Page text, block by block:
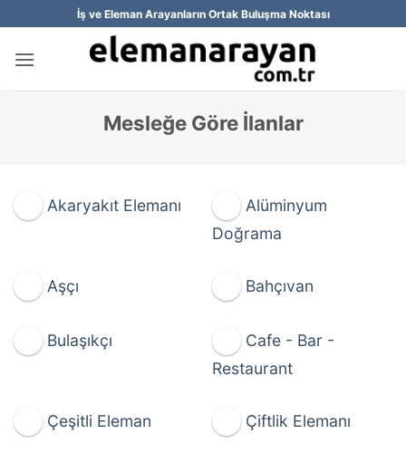
atla
İş ve Eleman Arayanların Ortak Buluşma Noktası
Mesleğe Göre İlanlar
Akaryakıt Elemanı
Alüminyum
Doğrama
Aşçı Bahçıvan
Bulaşıkçı
Cafe - Bar -
Restaurant
Çeşitli Eleman Çiftlik Elemanı